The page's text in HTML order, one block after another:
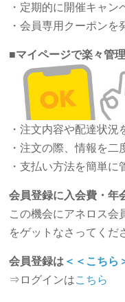
・定期的に開催キャン
・会員専用クーポンを
■マイページで楽々管
・注文内容や配達状況
・注文の際、情報を二
・支払い方法を簡単に
会員登録に入会費・年
この機会にアネロス会
をゲットなさってくだ
会員登録は ＜＜こちら
⇒ログインはこちら